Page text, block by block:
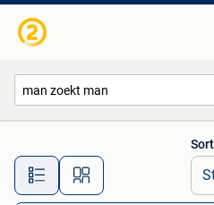
Alle